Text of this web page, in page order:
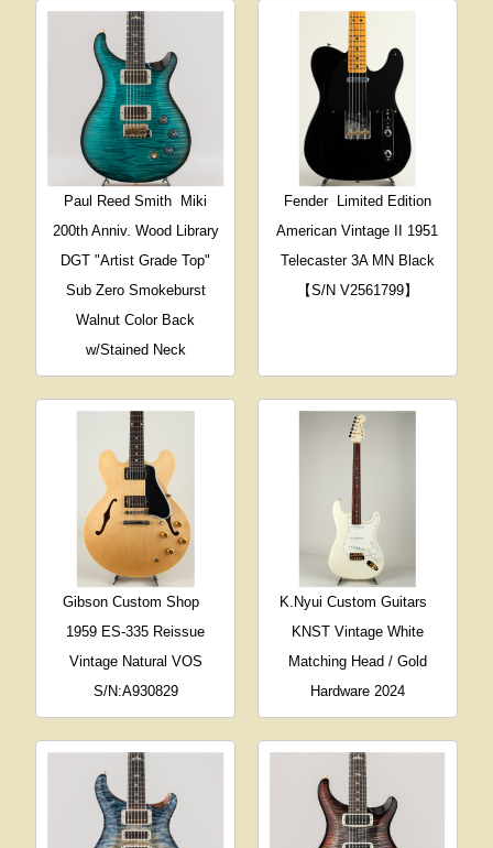
Paul Reed Smith
Miki
200th Anniv. Wood Library
DGT "Artist Grade Top"
Sub Zero Smokeburst
Walnut Color Back
w/Stained Neck
Fender
Limited Edition
American Vintage II 1951
Telecaster 3A MN Black
【S/N V2561799】
Gibson Custom Shop
1959 ES-335 Reissue
Vintage Natural VOS
S/N:A930829
K.Nyui Custom Guitars
KNST Vintage White
Matching Head / Gold
Hardware 2024